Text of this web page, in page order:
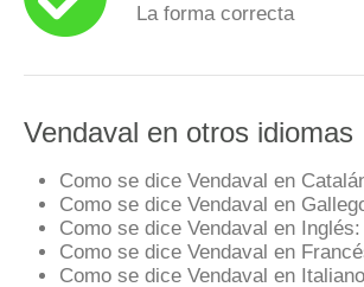
La forma correcta
Vendaval en otros idiomas
Como se dice Vendaval en
Como se dice Vendaval en
Como se dice Vendaval en Inglés:
Como se dice Vendaval en
Como se dice Vendaval en